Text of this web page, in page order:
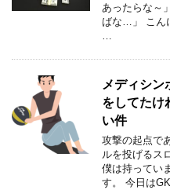
あったらな～
ばな…」 こん
…
メディシン
をしてたけ
い件
攻撃の起点で
ルを投げるス
僕は持ってい
す。 今日は